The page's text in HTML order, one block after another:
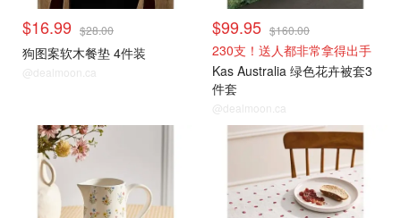
$16.99 $28.00
狗图案软木餐垫 4件装
@dealmoon.ca
$99.95 $160.00
230支！送人都非常拿得出手
Kas Australia 绿色花卉被套3
件套
@dealmoon.ca